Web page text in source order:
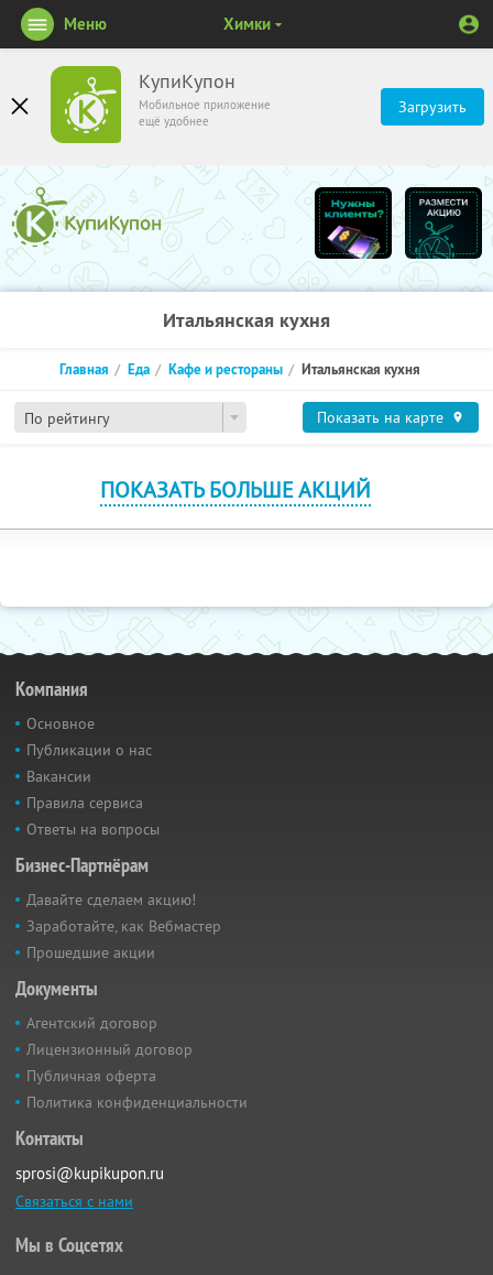
КупиКупон
Мобильное приложение
ещё удобнее
Загрузить
Меню Химки
Итальянская кухня
По рейтингу
Главная Еда Кафе и рестораны Итальянская кухня
Показать на карте
ПОКАЗАТЬ БОЛЬШЕ АКЦИЙ
Компания
Основное
Публикации о нас
Вакансии
Правила сервиса
Ответы на вопросы
Бизнес-Партнёрам
Давайте сделаем акцию!
Заработайте, как Вебмастер
Прошедшие акции
Документы
Агентский договор
Лицензионный договор
Публичная оферта
Политика конфиденциальности
Контакты
sprosi@kupikupon.ru
Связаться с нами
Мы в Соцсетях